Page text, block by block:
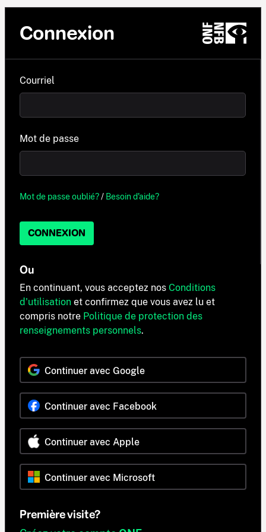
Connexion
Courriel
Mot de passe
Mot de passe oublié?/ Besoin d'aide?
CONNEXION
Ou
En continuant, vous acceptez nos Conditions
d'utilisation et confirmez que vous avez lu et
compris notre Politique de protection des
renseignements personnels.
Continuer avec Google
Continuer avec Facebook
Continuer avec Apple
Continuer avec Microsoft
Première visite?